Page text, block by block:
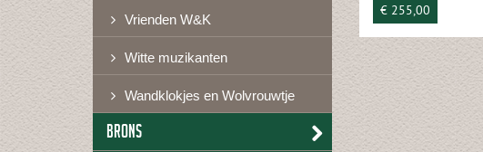
Vrienden W&K
Witte muzikanten
Wandklokjes en Wolvrouwtje
Brons
€ 255,00